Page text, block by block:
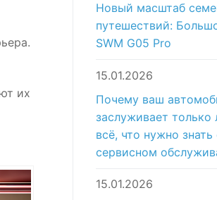
их
Новый масштаб
путешествий:
SWM G05 Pro
15.01.2026
Почему ваш
заслуживает только
всё, что нужно знать
сервисном
15.01.2026